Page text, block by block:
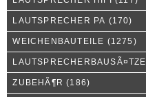
LAUTSPRECHER PA (170)
WEICHENBAUTEILE (1275)
LAUTSPRECHERBAUSÃ¤TZE
ZUBEHÃ¶R (186)